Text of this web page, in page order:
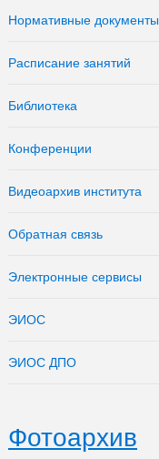
Нормативные документы
Расписание занятий
Библиотека
Конференции
Видеоархив института
Обратная связь
Электронные сервисы
ЭИОС
ЭИОС ДПО
Фотоархив